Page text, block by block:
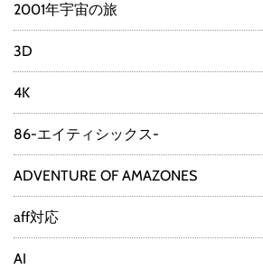
2001年宇宙の旅
3D
4K
86-エイティシックス-
ADVENTURE OF AMAZONES
aff対応
AI